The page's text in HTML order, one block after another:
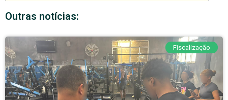
Outras notícias:
Fiscalização